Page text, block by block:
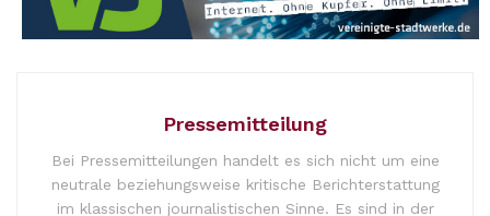
Pressemitteilung
Bei Pressemitteilungen handelt es sich nicht um eine
neutrale beziehungsweise kritische Berichterstattung
im klassischen journalistischen Sinne. Es sind in der